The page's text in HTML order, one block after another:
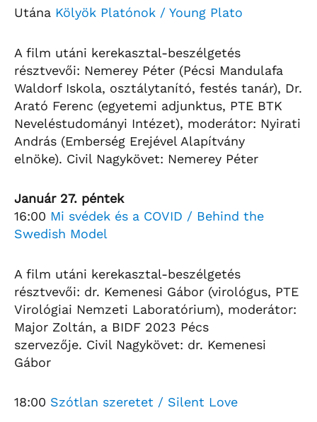
Utána Kölyök Platónok / Young Plato
A film utáni kerekasztal-beszélgetés
résztvevői: Nemerey Péter (Pécsi Mandulafa
Waldorf Iskola, osztálytanító, festés tanár), Dr.
Arató Ferenc (egyetemi adjunktus, PTE BTK
Neveléstudományi Intézet), moderátor: Nyirati
András (Emberség Erejével Alapítvány
elnöke). Civil Nagykövet: Nemerey Péter
Január 27. péntek
16:00 Mi svédek és a COVID / Behind the
Swedish Model
A film utáni kerekasztal-beszélgetés
résztvevői: dr. Kemenesi Gábor (virológus, PTE
Virológiai Nemzeti Laboratórium), moderátor:
Major Zoltán, a BIDF 2023 Pécs
szervezője. Civil Nagykövet: dr. Kemenesi
Gábor
18:00 Szótlan szeretet / Silent Love